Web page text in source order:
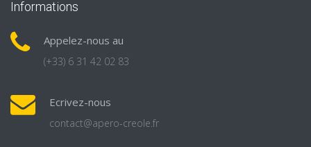
Informations
Appelez-nous au
(+33) 6 31 42 02 83
Ecrivez-nous
contact@apero-creole.fr